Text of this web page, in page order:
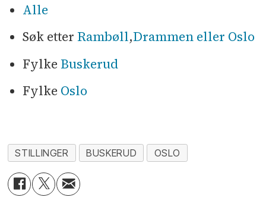
Alle
Søk etter Rambøll,Drammen eller Oslo
Fylke Buskerud
Fylke Oslo
STILLINGER BUSKERUD OSLO